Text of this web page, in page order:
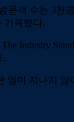
객 수는 3천
기록했다.
Industry
.
얼마 지나지